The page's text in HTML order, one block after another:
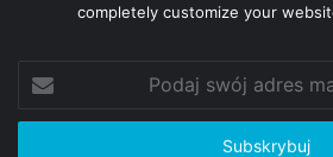
completely customize your
swój
adres